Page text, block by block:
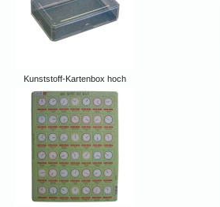
Kunststoff-Kartenbox hoch